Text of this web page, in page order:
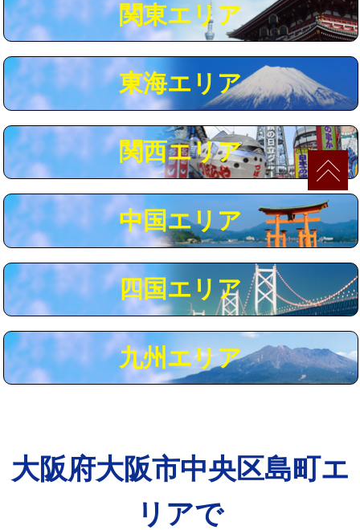
マス交換（深さ50㎝未満） 55,000円
マス交換（深さ50㎝以上） 66,000円
コンクリート斫り（厚さ10㎝まで） 27,500円
コンクリート斫り（厚さ10㎝超え） 38,500円
モルタル補修（厚さ10㎝まで） 27,500円
追加人工 16,500円
※給水管工事は20mmまでの価格です。
関東エリア
東海エリア
関西エリア
中国エリア
四国エリア
九州エリア
大阪府大阪市中央区島町エ
リアで